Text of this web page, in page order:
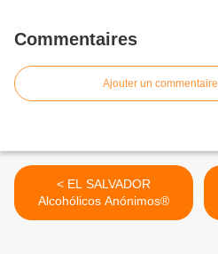
Commentaires
Ajouter un commentaire
< EL SALVADOR
Alcohólicos Anónimos®